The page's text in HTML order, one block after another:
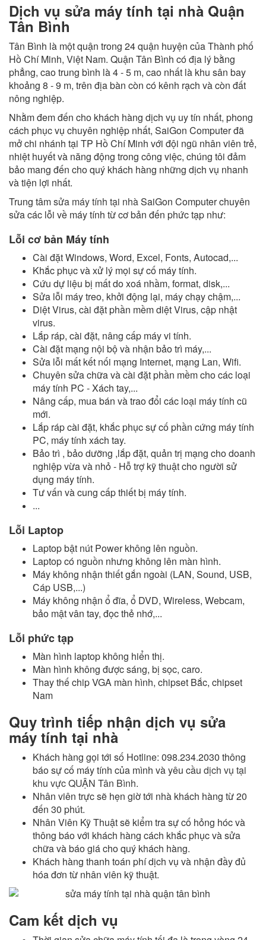
Dịch vụ sửa máy tính tại nhà Quận
Tân Bình
Tân Bình là một quận trong 24 quận huyện của Thành phố
Hồ Chí Minh, Việt Nam. Quận Tân Bình có địa lý bằng
phẳng, cao trung bình là 4 - 5 m, cao nhất là khu sân bay
khoảng 8 - 9 m, trên địa bàn còn có kênh rạch và còn đất
nông nghiệp.
Nhằm đem đến cho khách hàng dịch vụ uy tín nhất, phong
cách phục vụ chuyên nghiệp nhất, SaiGon Computer đã
mở chi nhánh tại TP Hồ Chí Minh với đội ngũ nhân viên trẻ,
nhiệt huyết và năng động trong công việc, chúng tôi đảm
bảo mang đến cho quý khách hàng những dịch vụ nhanh
và tiện lợi nhất.
Trung tâmsửa máy tính tại nhàSaiGon Computer chuyên
sửa các lỗi về máy tính từ cơ bản đến phức tạp như:
Lỗi cơ bản Máy tính
Cài đặt Windows, Word, Excel, Fonts, Autocad,...
Khắc phục và xử lý mọi sự cố máy tính.
Cứu dự liệu bị mất do xoá nhầm, format, disk,...
Sửa lỗi máy treo, khởi động lại, máy chạy chậm,...
Diệt Virus, cài đặt phần mềm diệt Virus, cập nhật
virus.
Lắp ráp, cài đặt, nâng cấp máy vi tính.
Cài đặt mạng nội bộ và nhận bảo trì máy,...
Sửa lỗi mất kết nối mạng Internet, mạng Lan, Wifi.
Chuyên sửa chữa và cài đặt phần mềm cho các loại
máy tính PC - Xách tay,...
Nâng cấp, mua bán và trao đổi các loại máy tính cũ
mới.
Lắp ráp cài đặt, khắc phục sự cố phần cứng máy tính
PC, máy tính xách tay.
Bảo trì , bảo dưỡng ,lắp đặt, quản trị mạng cho doanh
nghiệp vừa và nhỏ - Hỗ trợ kỹ thuật cho người sử
dụng máy tính.
Tư vấn và cung cấp thiết bị máy tính.
...
Lỗi Laptop
Laptop bật nút Power không lên nguồn.
Laptop có nguồn nhưng không lên màn hình.
Máy không nhận thiết gắn ngoài (LAN, Sound, USB,
Cáp USB,...)
Máy không nhận ổ đĩa, ổ DVD, Wireless, Webcam,
bảo mật vân tay, đọc thẻ nhớ,...
Lỗi phức tạp
Màn hình laptop không hiển thị.
Màn hình không được sáng, bị sọc, caro.
Thay thế chip VGA màn hình, chipset Bắc, chipset
Nam
Quy trình tiếp nhận dịch vụ sửa
máy tính tại nhà
Khách hàng gọi tới số Hotline: 098.234.2030 thông
báo sự cố máy tính của mình và yêu cầu dịch vụ tại
khu vực QUẬN Tân Bình.
Nhân viên trực sẽ hẹn giờ tới nhà khách hàng từ 20
đến 30 phút.
Nhân Viên Kỹ Thuật sẽ kiểm tra sự cố hỏng hóc và
thông báo với khách hàng cách khắc phục và sửa
chữa và báo giá cho quý khách hàng.
Khách hàng thanh toán phí dịch vụ và nhận đầy đủ
hóa đơn từ nhân viên kỹ thuật.
Cam kết dịch vụ